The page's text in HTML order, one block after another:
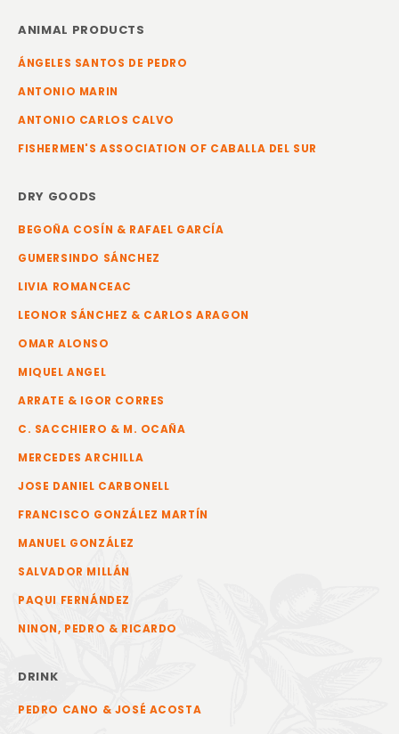
ANIMAL PRODUCTS
ÁNGELES SANTOS DE PEDRO
ANTONIO MARIN
ANTONIO CARLOS CALVO
FISHERMEN'S ASSOCIATION OF CABALLA DEL SUR
DRY GOODS
BEGOÑA COSÍN & RAFAEL GARCÍA
GUMERSINDO SÁNCHEZ
LIVIA ROMANCEAC
LEONOR SÁNCHEZ & CARLOS ARAGON
OMAR ALONSO
MIQUEL ANGEL
ARRATE & IGOR CORRES
C. SACCHIERO & M. OCAÑA
MERCEDES ARCHILLA
JOSE DANIEL CARBONELL
FRANCISCO GONZÁLEZ MARTÍN
MANUEL GONZÁLEZ
SALVADOR MILLÁN
PAQUI FERNÁNDEZ
NINON, PEDRO & RICARDO
DRINK
PEDRO CANO & JOSÉ ACOSTA